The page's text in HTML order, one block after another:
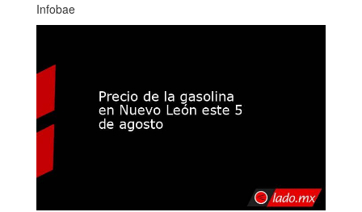
Infobae